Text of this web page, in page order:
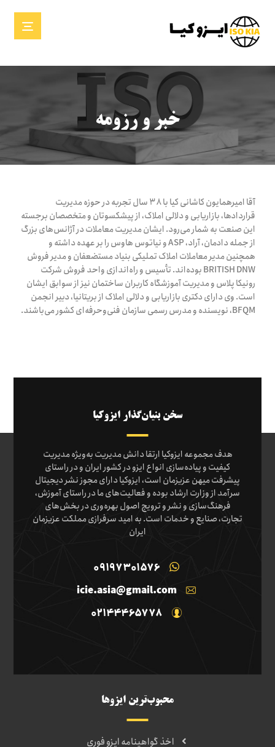
خبر و رزومه
آقا امیرهمایون کاشانی کیا با ۳۸ سال تجربه در حوزه مدیریت
قراردادها، بازاریابی و دلالی املاک، از پیشکسوتان و متخصصان برجسته
این صنعت به شمار می‌رود. ایشان مدیریت معاملات در آژانس‌های بزرگ
از جمله دادمان، آراد، ASP و نیاتوس هاوس را بر عهده داشته و
همچنین مدیر معاملات املاک تملیکی بنیاد مستضعفان و مدیر فروش
BRITISH DNW بوده‌اند. تأسیس و راه‌اندازی واحد فروش شرکت
رونیکا پلاس و مدیریت آموزشگاه کاربران ساختمان نیز از سوابق ایشان
است. وی دارای دکتری بازاریابی و دلالی املاک از بریتانیا، دبیر انجمن
BFQM، نویسنده و مدرس رسمی سازمان فنی‌وحرفه‌ای کشور می‌باشند.
سخن بنیان‌گذار ایزوکیا
هدف مجموعه ایزوکیا ارتقا دانش مدیریت به‌ویژه مدیریت
کیفیت و پیاده‌سازی انواع ایزو در کشور ایران و در راستای
پیشرفت میهن عزیزمان است، ایزوکیا دارای مجوز نشر دیجیتال
سرآمد از وزارت ارشاد بوده و فعالیت‌های ما در راستای آموزش،
فرهنگ‌سازی و نشر و ترویج اصول بهره‌وری در بخش‌های
تجارت، صنایع و خدمات است. به امید سرفرازی مملکت عزیزمان
ایران
09197301576
icie.asia@gmail.com
02144465778
محبوب‌ترین ایزوها
اخذ گواهینامه ایزو فوری